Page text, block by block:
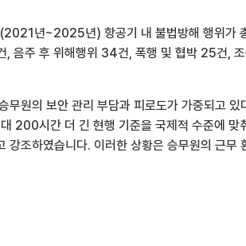
년~2025년) 항공기 내 불법방해 행위
음주 후 위해행위 34건, 폭행 및 협박 25건,
원의 보안 관리 부담과 피로도가 가중되고
시간 더 긴 현행 기준을 국제적 수준에 맞
조하였습니다. 이러한 상황은 승무원의 근